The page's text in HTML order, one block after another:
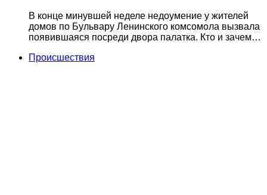
В конце минувшей неделе недоумение у жителей
домов по Бульвару Ленинского комсомола вызвала
появившаяся посреди двора палатка. Кто и зачем…
Происшествия